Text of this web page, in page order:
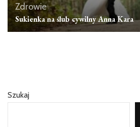
Zdrowie
Sukienka na ślub cywilny Anna Kara
Szukaj